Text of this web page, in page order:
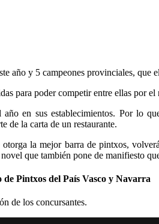
año y 5 campeones provinciales,
para poder competir entre ellas por
en sus establecimientos. Por lo
de la carta de un restaurante.
la mejor barra de pintxos,
que también pone de manifiesto
Pintxos del País Vasco y Navarra
de los concursantes.